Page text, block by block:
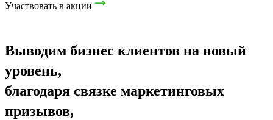
Участвовать в акции
Выводим бизнес клиентов на новый
уровень,
благодаря связке маркетинговых
призывов,